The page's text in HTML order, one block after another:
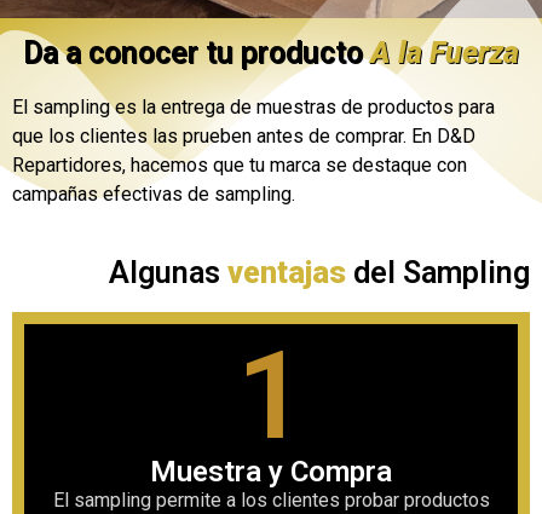
Da a conocer tu productoA la Fuerza
El sampling es la entrega de muestras de productos para
que los clientes las prueben antes de comprar. En D&D
Repartidores, hacemos que tu marca se destaque con
campañas efectivas de sampling.
Algunas ventajas del Sampling
1
Muestra y Compra
El sampling permite a los clientes probar productos